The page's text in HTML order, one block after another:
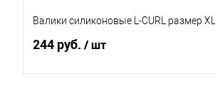
Валики силиконовые L-CURL размер XL
244 руб. / шт